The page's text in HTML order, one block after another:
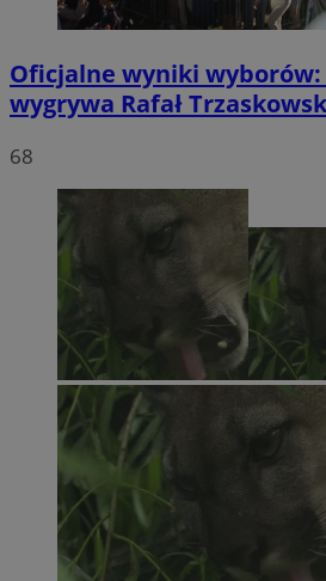
Oficjalne wyniki wyborów:
wygrywa Rafał
68